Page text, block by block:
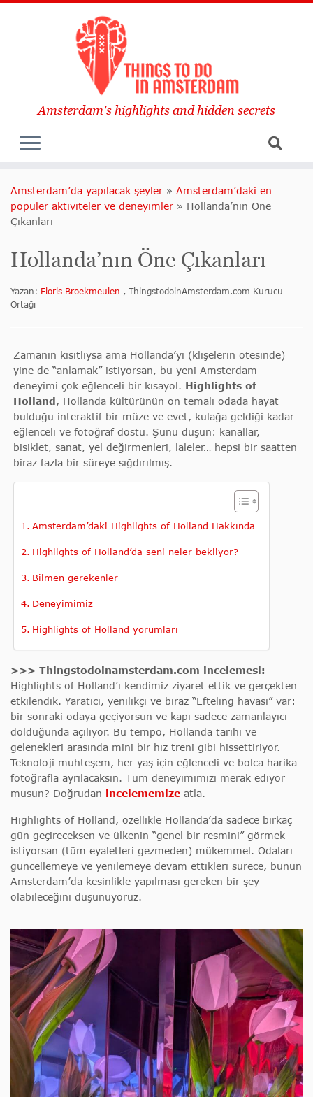
Amsterdam's highlights and hidden secrets
Amsterdam’da yapılacak şeyler » Amsterdam’daki en
popüler aktiviteler ve deneyimler » Hollanda’nın Öne
Çıkanları
Hollanda’nın Öne Çıkanları
Yazan: Floris Broekmeulen , ThingstodoinAmsterdam.com Kurucu
Ortağı
Zamanın kısıtlıysa ama Hollanda’yı (klişelerin ötesinde)
yine de “anlamak” istiyorsan, bu yeni Amsterdam
deneyimi çok eğlenceli bir kısayol. Highlights of
Holland, Hollanda kültürünün on temalı odada hayat
bulduğu interaktif bir müze ve evet, kulağa geldiği kadar
eğlenceli ve fotoğraf dostu. Şunu düşün: kanallar,
bisiklet, sanat, yel değirmenleri, laleler… hepsi bir saatten
biraz fazla bir süreye sığdırılmış.
Amsterdam’daki Highlights of Holland Hakkında
Highlights of Holland’da seni neler bekliyor?
Bilmen gerekenler
Deneyimimiz
Highlights of Holland yorumları
>>> Thingstodoinamsterdam.com incelemesi:
Highlights of Holland’ı kendimiz ziyaret ettik ve gerçekten
etkilendik. Yaratıcı, yenilikçi ve biraz “Efteling havası” var:
bir sonraki odaya geçiyorsun ve kapı sadece zamanlayıcı
dolduğunda açılıyor. Bu tempo, Hollanda tarihi ve
gelenekleri arasında mini bir hız treni gibi hissettiriyor.
Teknoloji muhteşem, her yaş için eğlenceli ve bolca harika
fotoğrafla ayrılacaksın. Tüm deneyimimizi merak ediyor
musun? Doğrudan incelememize atla.
Highlights of Holland, özellikle Hollanda’da sadece birkaç
gün geçireceksen ve ülkenin “genel bir resmini” görmek
istiyorsan (tüm eyaletleri gezmeden) mükemmel. Odaları
güncellemeye ve yenilemeye devam ettikleri sürece, bunun
Amsterdam’da kesinlikle yapılması gereken bir şey
olabileceğini düşünüyoruz.